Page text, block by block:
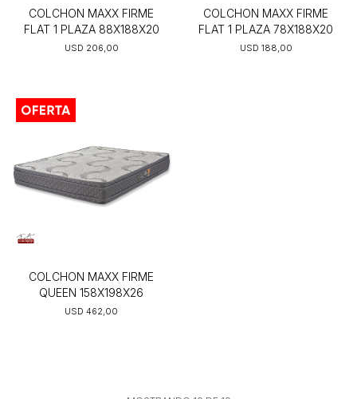
COLCHON MAXX FIRME
FLAT 1 PLAZA 88X188X20
USD 206,00
COLCHON MAXX FIRME
FLAT 1 PLAZA 78X188X20
USD 188,00
COLCHON MAXX FIRME
QUEEN 158X198X26
USD 462,00